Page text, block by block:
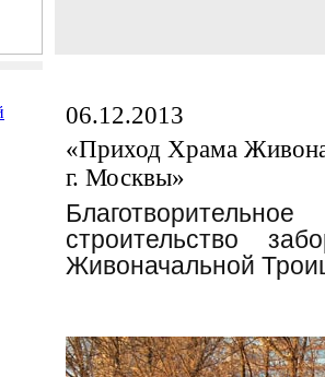
06.12.2013
«Приход Храма
г. Москвы»
строительство
Живоначальной